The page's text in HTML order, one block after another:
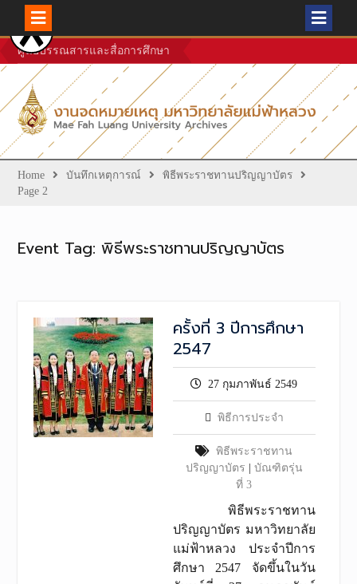
Skip
to
content
ศูนย์บรรณสารและสื่อการศึกษา
Home บันทึกเหตุการณ์
พิธีพระราชทานปริญญาบัตร
Page 2
Event Tag: พิธีพระราชทานปริญญาบัตร
ครั้งที่ 3 ปีการศึกษา
2547
27 กุมภาพันธ์ 2549
พิธีการประจำ
พิธีพระราชทาน
ปริญญาบัตร
บัณฑิตรุ่น
ที่ 3
พิธีพระราชทาน
ปริญญาบัตร มหาวิทยาลัย
แม่ฟ้าหลวง ประจำปีการ
ศึกษา 2547 จัดขึ้นในวัน